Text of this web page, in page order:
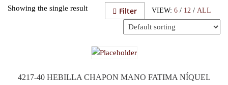
VIEW: 6 / 12 / ALL
Filter
Showing the single result
4217-40 HEBILLA CHAPON MANO FATIMA NÍQUEL